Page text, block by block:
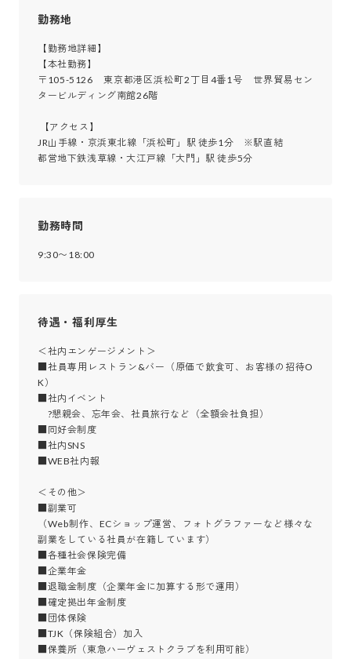
勤務地
【勤務地詳細】
【本社勤務】
〒105-5126　東京都港区浜松町2丁目4番1号　世界貿易セン
タービルディング南館26階
JR山手線・京浜東北線「浜松町」駅 徒歩1分　※駅直結
都営地下鉄浅草線・大江戸線「大門」駅 徒歩5分
勤務時間
9:30〜18:00
待遇・福利厚生
＜社内エンゲージメント＞
■社員専用レストラン&バー（原価で飲食可、お客様の招待O
K）
■社内イベント
?懇親会、忘年会、社員旅行など（全額会社負担）
■同好会制度
■社内SNS
■WEB社内報
＜その他＞
■副業可
（Web制作、ECショップ運営、フォトグラファーなど様々な
副業をしている社員が在籍しています）
■各種社会保険完備
■企業年金
■退職金制度（企業年金に加算する形で運用）
■確定拠出年金制度
■団体保険
■TJK（保険組合）加入
■保養所（東急ハーヴェストクラブを利用可能）